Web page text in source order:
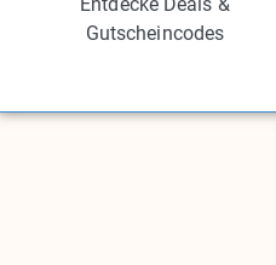
Gutscheincodes​